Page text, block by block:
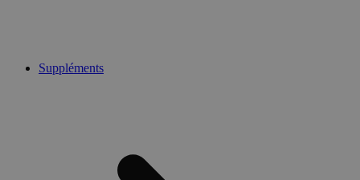
Suppléments